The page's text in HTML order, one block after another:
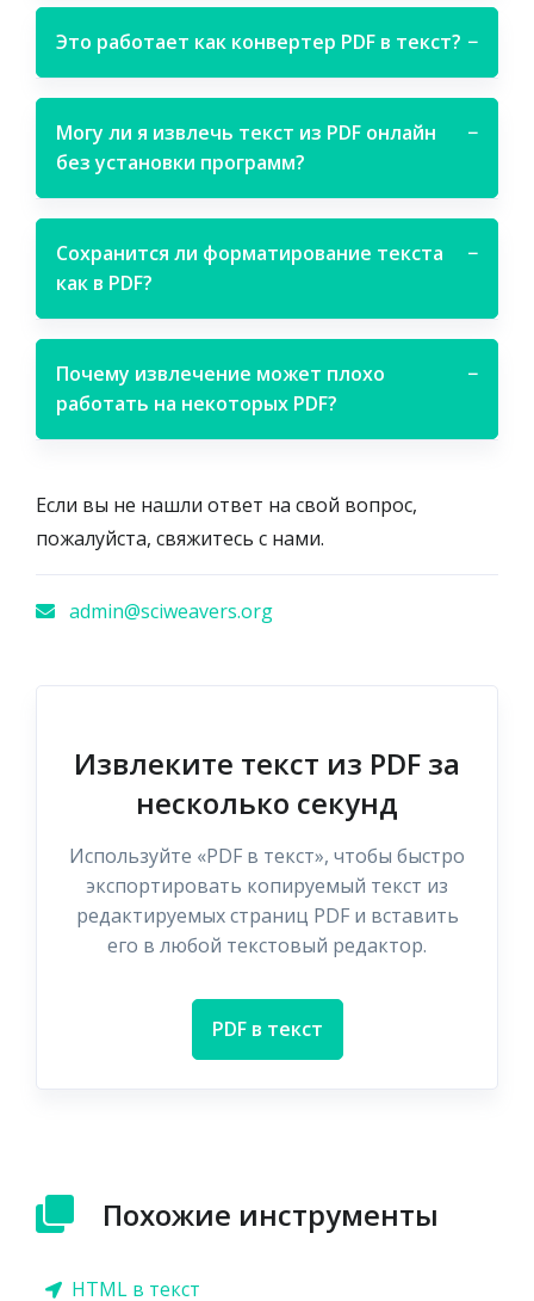
Это работает как конвертер PDF в текст? −
Могу ли я извлечь текст из PDF онлайн
без установки программ?
−
Сохранится ли форматирование текста
как в PDF?
−
Почему извлечение может плохо
работать на некоторых PDF?
−
Если вы не нашли ответ на свой вопрос,
пожалуйста, свяжитесь с нами.
admin@sciweavers.org
Извлеките текст из PDF за
несколько секунд
Используйте «PDF в текст», чтобы быстро
экспортировать копируемый текст из
редактируемых страниц PDF и вставить
его в любой текстовый редактор.
PDF в текст
Похожие инструменты
HTML в текст